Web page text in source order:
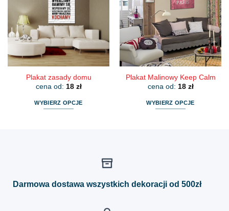
Opcje
można
wybrać
na
stronie
produktu
Opcje
można
wybrać
na
stronie
produktu
Plakat zasady domu
cena od: 18 zł
WYBIERZ OPCJE
Plakat Malinowy Keep Calm
cena od: 18 zł
WYBIERZ OPCJE
Darmowa dostawa wszystkich dekoracji od 500zł